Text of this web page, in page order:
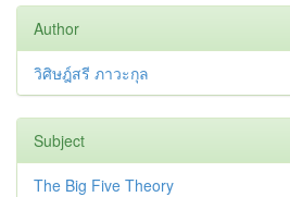
Author
วิศิษฎ์สรี ภาวะกุล
Subject
The Big Five Theory